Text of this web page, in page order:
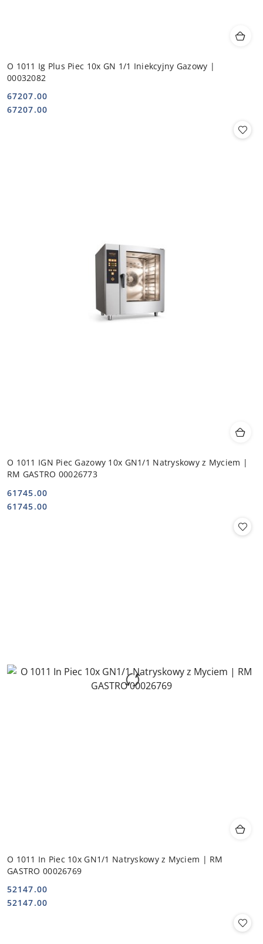
O 1011 Ig Plus Piec 10x GN 1/1 Iniekcyjny Gazowy |
00032082
Cena:
67207.00
Cena:
67207.00
O 1011 IGN Piec Gazowy 10x GN1/1 Natryskowy z Myciem |
RM GASTRO 00026773
Cena:
61745.00
Cena:
61745.00
O 1011 In Piec 10x GN1/1 Natryskowy z Myciem | RM
GASTRO 00026769
Cena:
52147.00
Cena:
52147.00